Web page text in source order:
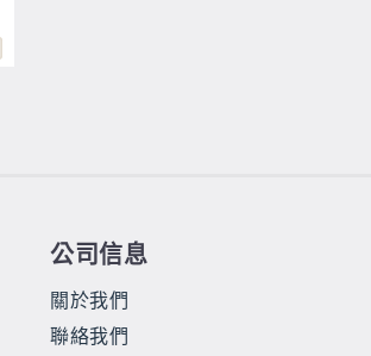
公司信息
關於我們
聯絡我們